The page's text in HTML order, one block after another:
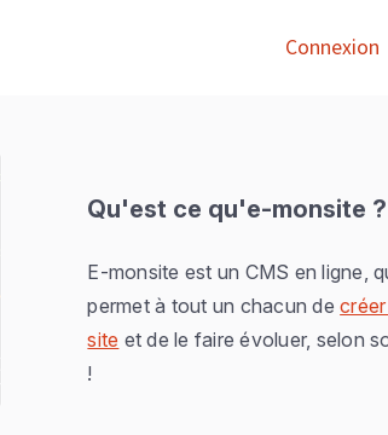
Connexion
Qu'est ce qu'e-monsite ?
E-monsite est un CMS en ligne,
permet à tout un chacun de
site et de le faire évoluer, selon
!